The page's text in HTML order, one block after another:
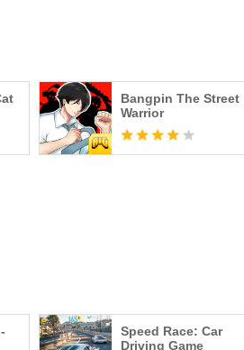
Bangpin The Street
Warrior
Speed Race: Car
Driving Game